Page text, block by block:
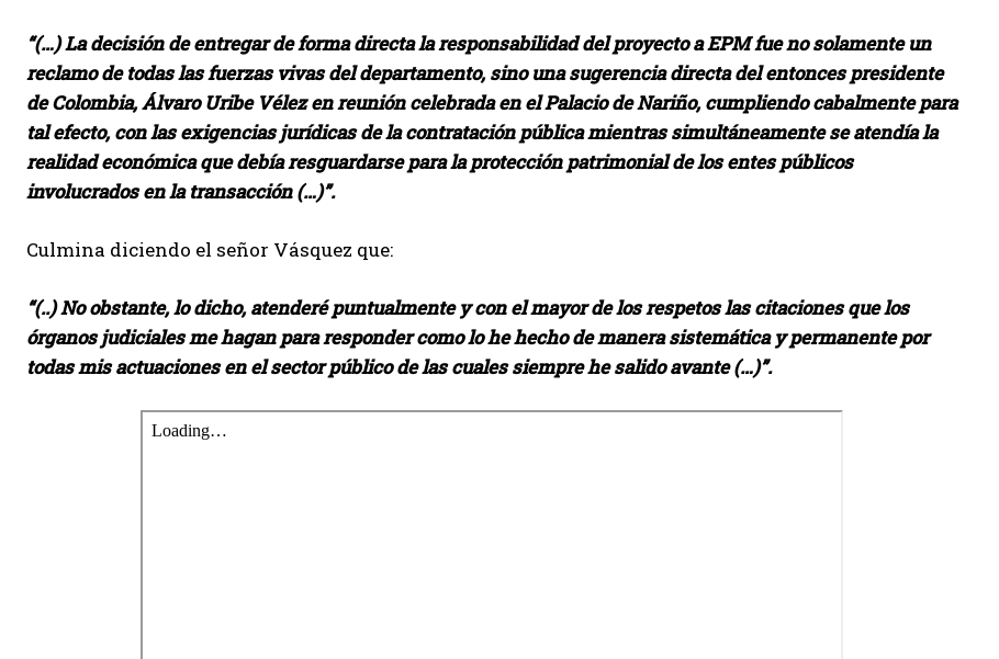
“(…) La decisión de entregar de forma directa la responsabilidad del proyecto a EPM fue no solamente un
reclamo de todas las fuerzas vivas del departamento, sino una sugerencia directa del entonces presidente
de Colombia, Álvaro Uribe Vélez en reunión celebrada en el Palacio de Nariño, cumpliendo cabalmente para
tal efecto, con las exigencias jurídicas de la contratación pública mientras simultáneamente se atendía la
realidad económica que debía resguardarse para la protección patrimonial de los entes públicos
involucrados en la transacción (…)”.
Culmina diciendo el señor Vásquez que:
“(..) No obstante, lo dicho, atenderé puntualmente y con el mayor de los respetos las citaciones que los
órganos judiciales me hagan para responder como lo he hecho de manera sistemática y permanente por
todas mis actuaciones en el sector público de las cuales siempre he salido avante (…)”.